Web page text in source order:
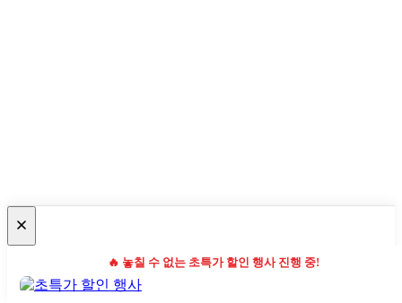
🔥 놓칠 수 없는 초특가 할인 행사 진행 중!